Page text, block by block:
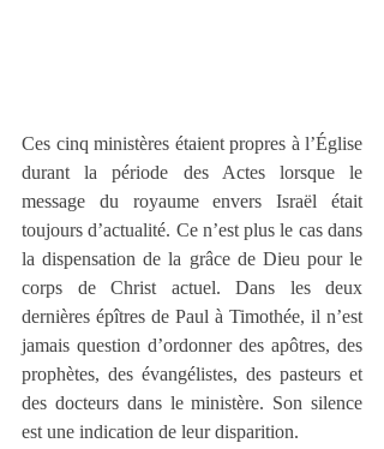
Ces cinq ministères étaient propres à l’Église
durant la période des Actes lorsque le
message du royaume envers Israël était
toujours d’actualité. Ce n’est plus le cas dans
la dispensation de la grâce de Dieu pour le
corps de Christ actuel. Dans les deux
dernières épîtres de Paul à Timothée, il n’est
jamais question d’ordonner des apôtres, des
prophètes, des évangélistes, des pasteurs et
des docteurs dans le ministère. Son silence
est une indication de leur disparition.